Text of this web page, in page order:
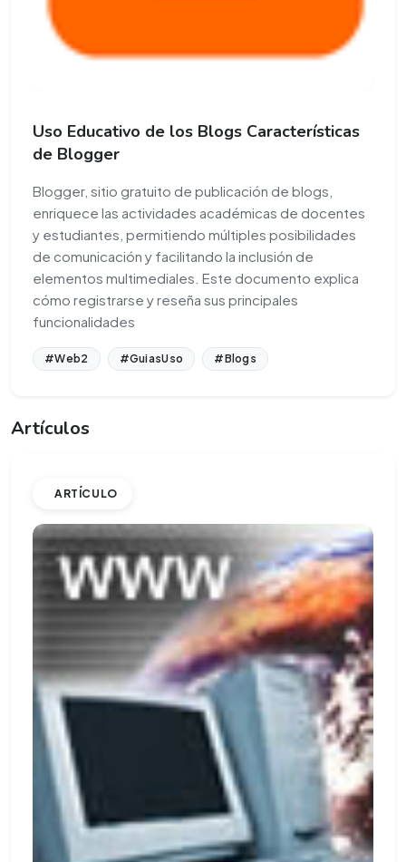
Uso Educativo de los Blogs Características
de Blogger
Blogger, sitio gratuito de publicación de blogs,
enriquece las actividades académicas de docentes
y estudiantes, permitiendo múltiples posibilidades
de comunicación y facilitando la inclusión de
elementos multimediales. Este documento explica
cómo registrarse y reseña sus principales
funcionalidades
#Web2 #GuiasUso #Blogs
Artículos
ARTÍCULO